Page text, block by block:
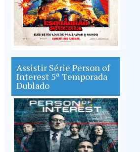
Assistir Série Person of
Interest 5ª Temporada
Dublado